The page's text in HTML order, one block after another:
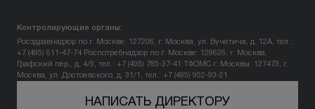
Контролирующие органы:
Росздравнадзор по г. Москве: 127206, г. Москва, ул. Вучетича, д. 12А, тел.:
+7 (495) 611-47-74 Роспотребнадзор по г. Москве: 129626, г. Москва,
Графский пер., д. 4/9, тел.: +7 (495) 785-37-41
ТФОМС г. Москвы: 127473, г.
Москва, ул. Достоевского, д. 31/1, тел.: +7 (495) 952-93-21
НАПИСАТЬ ДИРЕКТОРУ